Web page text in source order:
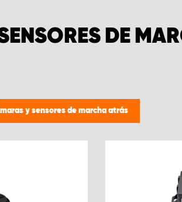
DE
y sensores de marcha atrás